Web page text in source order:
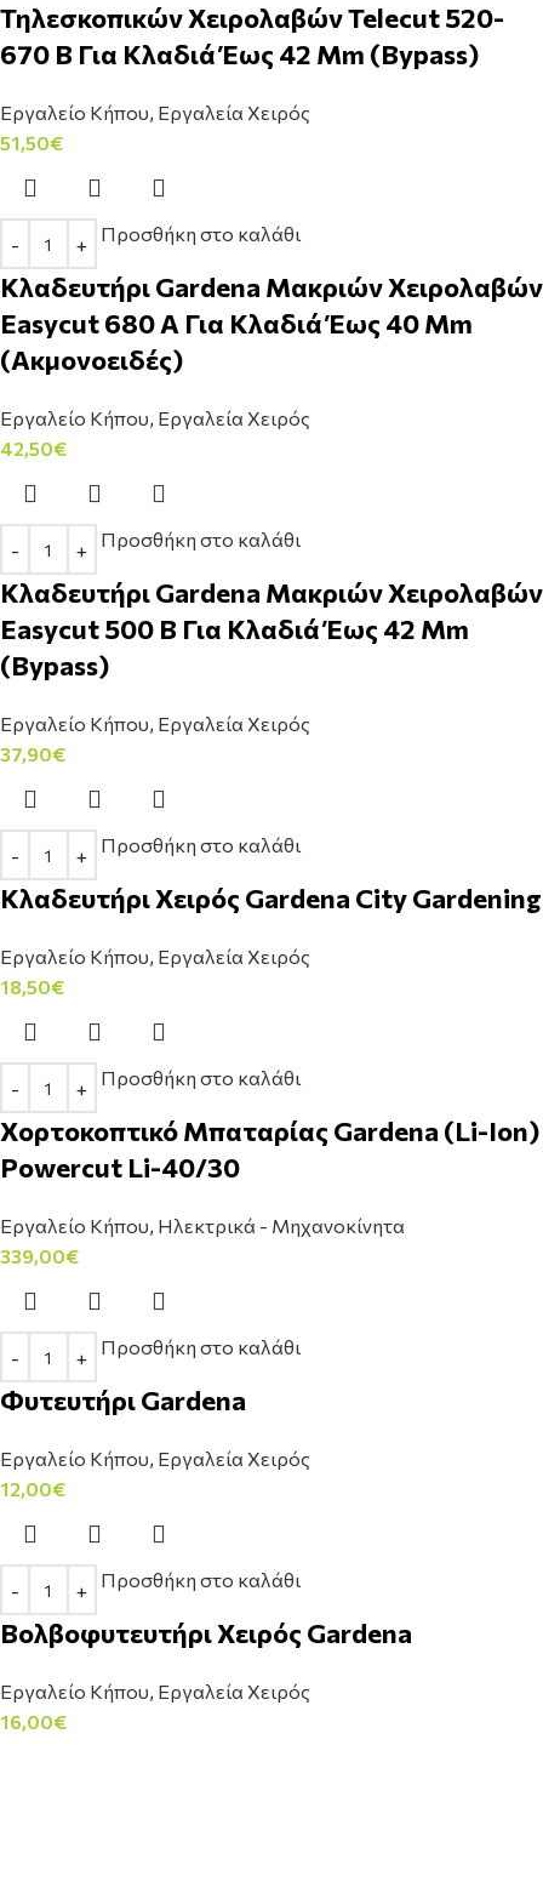
Τηλεσκοπικών Χειρολαβών Telecut 520-
670 B Για Κλαδιά Έως 42 Mm (Bypass)
Εργαλείο Κήπου, Εργαλεία Χειρός
51,50€
Προσθήκη στο καλάθι
Κλαδευτήρι Gardena Μακριών Χειρολαβών
Easycut 680 Α Για Κλαδιά Έως 40 Mm
(Ακμονοειδές)
Εργαλείο Κήπου, Εργαλεία Χειρός
42,50€
Προσθήκη στο καλάθι
Κλαδευτήρι Gardena Μακριών Χειρολαβών
Easycut 500 B Για Κλαδιά Έως 42 Mm
(Bypass)
Εργαλείο Κήπου, Εργαλεία Χειρός
37,90€
Προσθήκη στο καλάθι
Κλαδευτήρι Χειρός Gardena City Gardening
Εργαλείο Κήπου, Εργαλεία Χειρός
18,50€
Προσθήκη στο καλάθι
Χορτοκοπτικό Μπαταρίας Gardena (Li-Ion)
Powercut Li-40/30
Εργαλείο Κήπου, Ηλεκτρικά - Μηχανοκίνητα
339,00€
Προσθήκη στο καλάθι
Φυτευτήρι Gardena
Εργαλείο Κήπου, Εργαλεία Χειρός
12,00€
Προσθήκη στο καλάθι
Βολβοφυτευτήρι Χειρός Gardena
Εργαλείο Κήπου, Εργαλεία Χειρός
16,00€